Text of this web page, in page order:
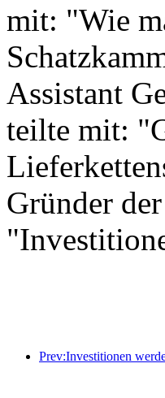
mit: "Wie
Assistant
teilte mit:
Gründer